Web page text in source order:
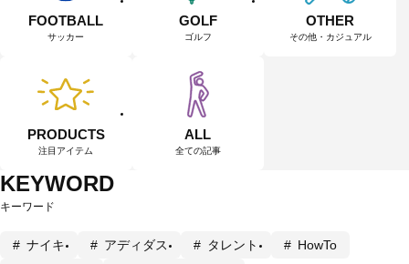
FOOTBALL
サッカー
GOLF
ゴルフ
OTHER
その他・カジュアル
PRODUCTS
注目アイテム
ALL
全ての記事
KEYWORD
キーワード
ナイキ アディダス タレント
HowTo